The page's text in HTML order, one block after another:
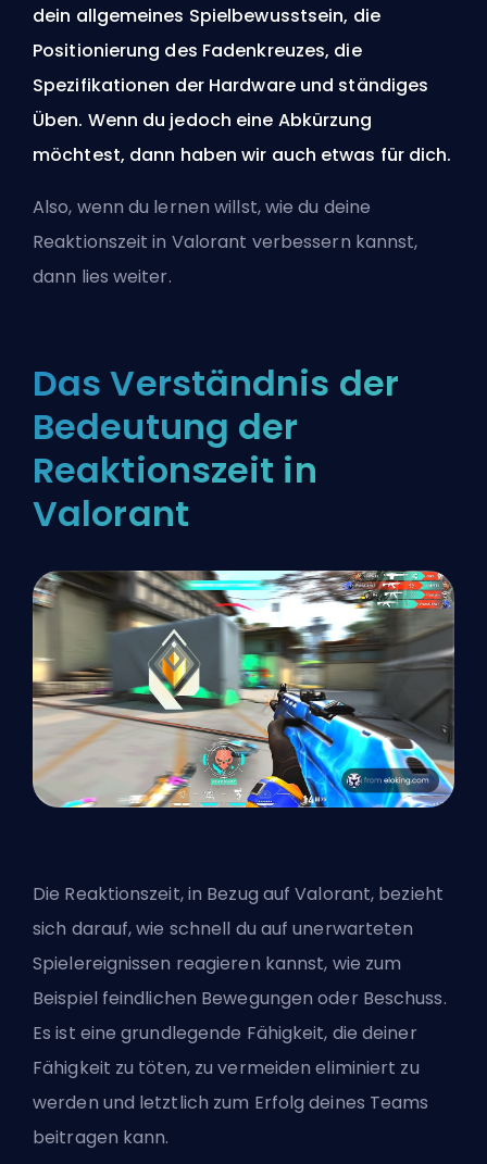
dein allgemeines Spielbewusstsein, die
Positionierung des Fadenkreuzes, die
Spezifikationen der Hardware und ständiges
Üben. Wenn du jedoch eine Abkürzung
möchtest, dann haben wir auch etwas für dich.
Also, wenn du lernen willst, wie du deine
Reaktionszeit in Valorant verbessern kannst,
dann lies weiter.
Das Verständnis der
Bedeutung der
Reaktionszeit in
Valorant
Die Reaktionszeit, in Bezug auf Valorant, bezieht
sich darauf, wie schnell du auf unerwarteten
Spielereignissen reagieren kannst, wie zum
Beispiel feindlichen Bewegungen oder Beschuss.
Es ist eine grundlegende Fähigkeit, die deiner
Fähigkeit zu töten, zu vermeiden eliminiert zu
werden und letztlich zum Erfolg deines Teams
beitragen kann.